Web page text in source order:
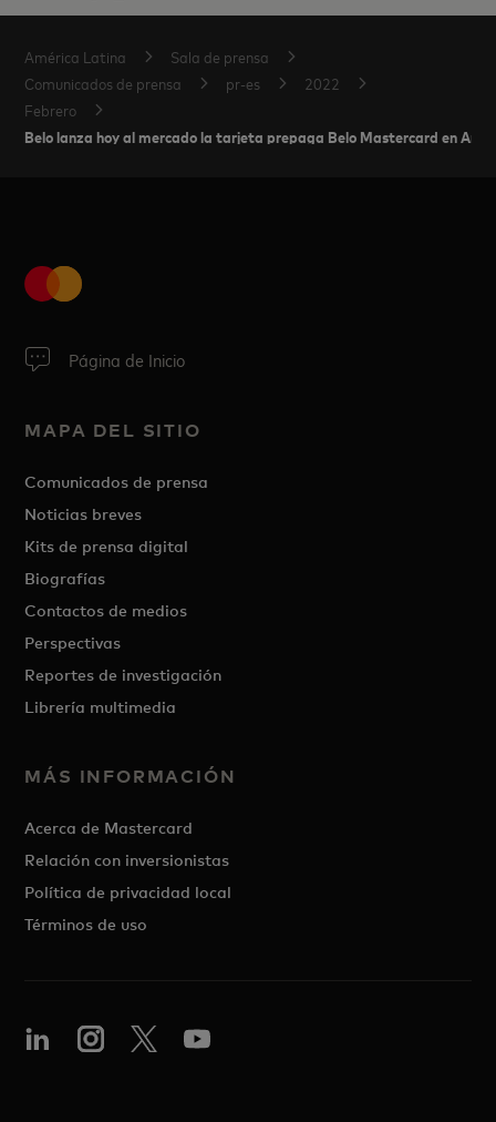
América Latina
Sala de prensa
Comunicados de prensa
pr-es
2022
Febrero
Belo lanza hoy al mercado la tarjeta prepaga Belo Mastercard en
Página de Inicio
MAPA DEL SITIO
Comunicados de prensa
Noticias breves
Kits de prensa digital
Biografías
Contactos de medios
Perspectivas
Reportes de investigación
Librería multimedia
MÁS INFORMACIÓN
Acerca de Mastercard
Relación con inversionistas
Política de privacidad local
Términos de uso